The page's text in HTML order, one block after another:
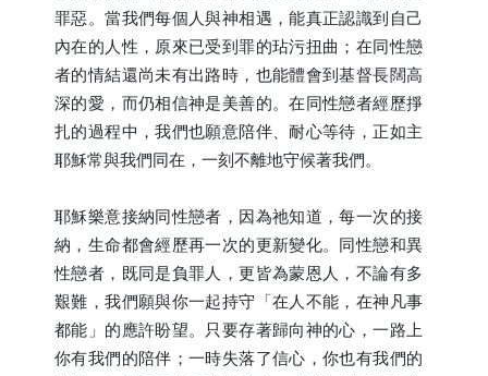
罪惡。當我們每個人與神相遇，能真正認識到自己
內在的人性，原來已受到罪的玷污扭曲；在同性戀
者的情結還尚未有出路時，也能體會到基督長闊高
深的愛，而仍相信神是美善的。在同性戀者經歷掙
扎的過程中，我們也願意陪伴、耐心等待，正如主
耶穌常與我們同在，一刻不離地守候著我們。
耶穌樂意接納同性戀者，因為祂知道，每一次的接
納，生命都會經歷再一次的更新變化。同性戀和異
性戀者，既同是負罪人，更皆為蒙恩人，不論有多
艱難，我們願與你一起持守「在人不能，在神凡事
都能」的應許盼望。只要存著歸向神的心，一路上
你有我們的陪伴；一時失落了信心，你也有我們的